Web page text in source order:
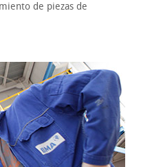
de piezas de